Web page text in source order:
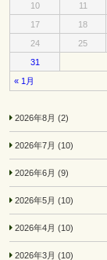
10
11
17
18
24
25
31
« 1月
2026年8月(2)
2026年7月(10)
2026年6月(9)
2026年5月(10)
2026年4月(10)
2026年3月(10)